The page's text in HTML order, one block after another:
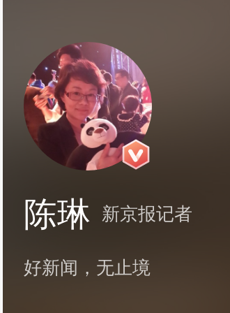
陈琳 新京报记者
好新闻，无止境